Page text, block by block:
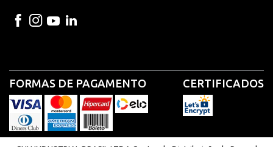
FORMAS DE PAGAMENTO CERTIFICADOS